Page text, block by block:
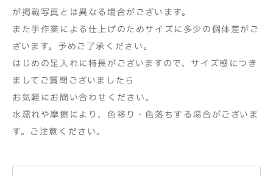
が掲載写真とは異なる場合がございます。
また手作業による仕上げのためサイズに多少の個体差がご
ざいます。予めご了承ください。
はじめの足入れに特長がございますので、サイズ感につき
ましてご質問ございましたら
お気軽にお問い合わせください。
水濡れや摩擦により、色移り・色落ちする場合がございま
す。ご注意ください。